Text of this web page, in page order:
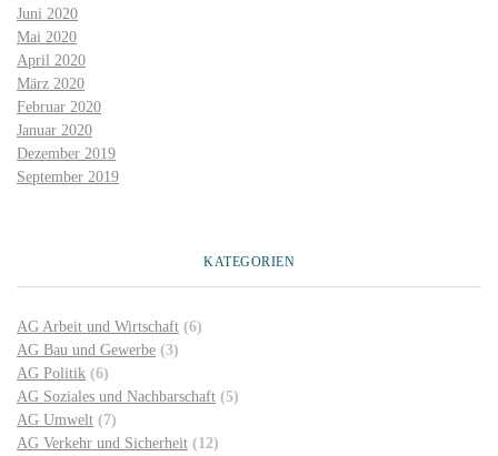
Juni 2020
Mai 2020
April 2020
März 2020
Februar 2020
Januar 2020
Dezember 2019
September 2019
KATEGORIEN
AG Arbeit und Wirtschaft (6)
AG Bau und Gewerbe (3)
AG Politik (6)
AG Soziales und Nachbarschaft (5)
AG Umwelt (7)
AG Verkehr und Sicherheit (12)